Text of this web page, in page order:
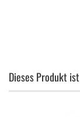
Dieses Produkt